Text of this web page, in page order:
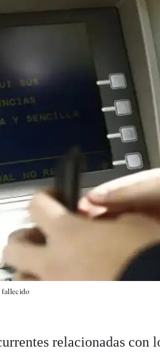
fallecido
relacionadas con